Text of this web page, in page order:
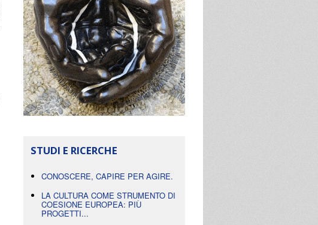
STUDI E RICERCHE
CONOSCERE, CAPIRE PER AGIRE.
LA CULTURA COME STRUMENTO DI
COESIONE EUROPEA: PIÙ
PROGETTI...